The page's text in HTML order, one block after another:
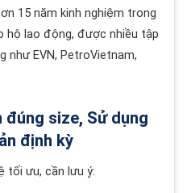
15 năm kinh nghiệm trong
hộ lao động, được nhiều tập
như EVN, PetroVietnam,
đúng size, Sử dụng
định kỳ
tối ưu, cần lưu ý: